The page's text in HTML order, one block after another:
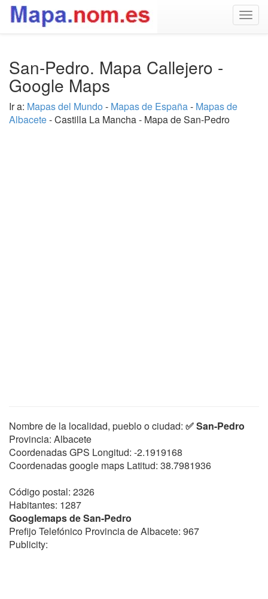
San-Pedro. Mapa Callejero -
Google Maps
Ir a: Mapas del Mundo - Mapas de España- Mapas de
Albacete- Castilla La Mancha - Mapa de San-Pedro
Nombre de la localidad, pueblo o ciudad: ✅ San-Pedro
Provincia: Albacete
Coordenadas GPS Longitud: -2.1919168
Coordenadas google maps Latitud: 38.7981936
Código postal: 2326
Habitantes: 1287
Googlemaps de San-Pedro
Prefijo Telefónico Provincia de Albacete: 967
Publicity: